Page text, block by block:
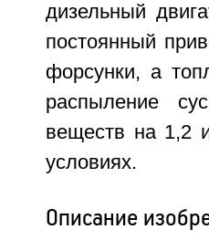
дизельный
постоянный
форсунки, а
распыление
веществ на 1,2
условиях.
Описание